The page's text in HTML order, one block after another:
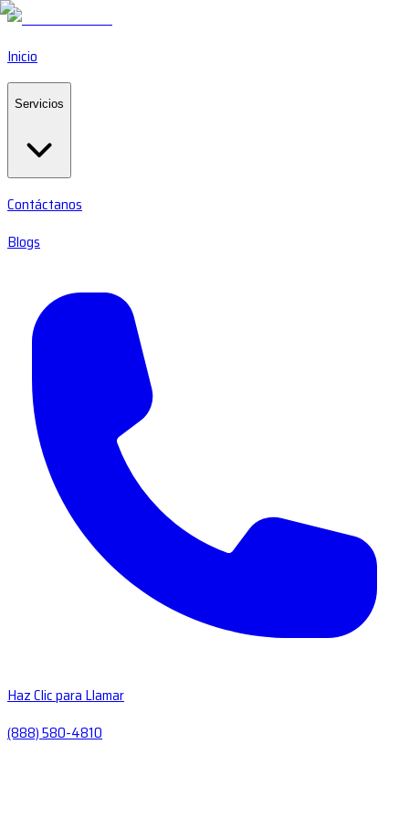
Inicio
Servicios
Contáctanos
Blogs
Haz Clic para Llamar
(888) 580-4810